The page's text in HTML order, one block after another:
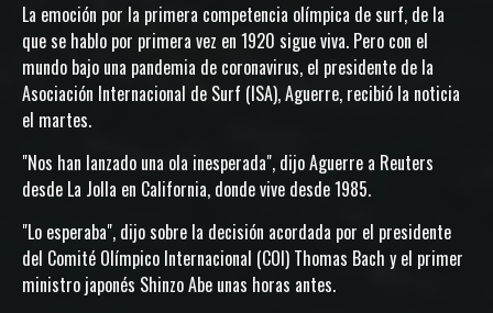
La emoción por la primera competencia olímpica de surf, de la
que se hablo por primera vez en 1920 sigue viva. Pero con el
mundo bajo una pandemia de coronavirus, el presidente de la
Asociación Internacional de Surf (ISA), Aguerre, recibió la noticia
el martes.
"Nos han lanzado una ola inesperada", dijo Aguerre a Reuters
desde La Jolla en California, donde vive desde 1985.
"Lo esperaba", dijo sobre la decisión acordada por el presidente
del Comité Olímpico Internacional (COI) Thomas Bach y el primer
ministro japonés Shinzo Abe unas horas antes.